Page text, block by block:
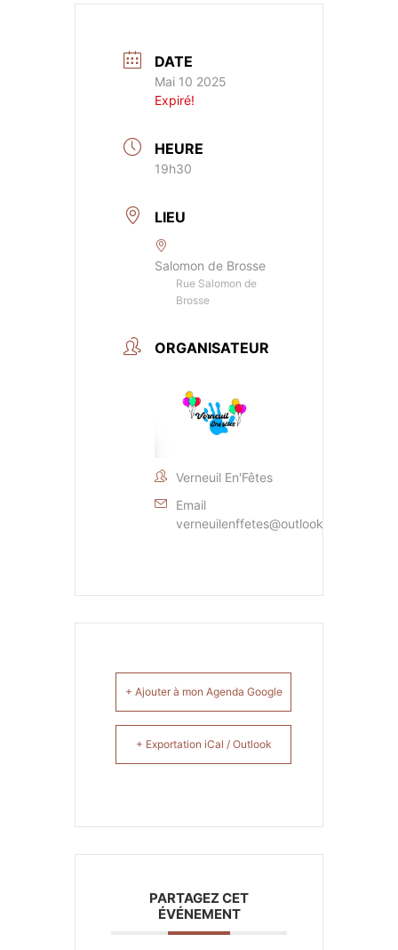
DATE
Mai 10 2025
Expiré!
HEURE
19h30
LIEU
Salomon de Brosse
Rue Salomon de
Brosse
ORGANISATEUR
Verneuil En'Fêtes
Email
verneuilenffetes@outlook.fr
+ Ajouter à mon Agenda Google
+ Exportation iCal / Outlook
PARTAGEZ CET
ÉVÉNEMENT